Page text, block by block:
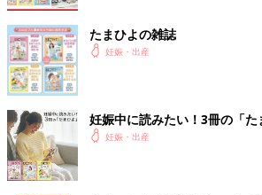
てる！って思いが勝ちました！
7:00すぎくらい(?)
手術室へ移動！念願の麻酔処置
7:45
おなかにメス入って5分くらいで赤ちゃん
3306g
元気な女の子
出てきた時、臍の緒がぐるぐるに身体中に
たまひよの雑誌
妊娠・出産
妊娠中に読みたい！3冊の「た
妊娠・出産